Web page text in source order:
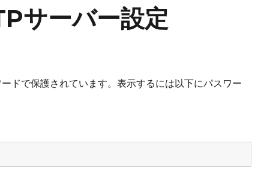
サーバー設定
ドで保護されています。表示するには以下にパスワー